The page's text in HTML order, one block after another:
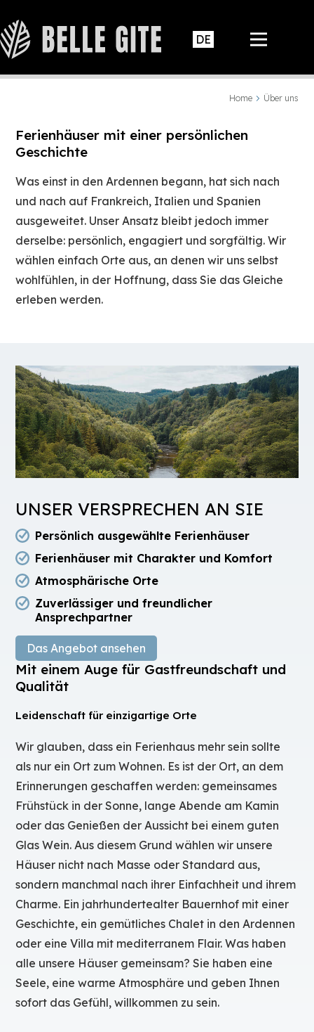
Home Über uns
Ferienhäuser mit einer persönlichen
Geschichte
Was einst in den Ardennen begann, hat sich nach
und nach auf Frankreich, Italien und Spanien
ausgeweitet. Unser Ansatz bleibt jedoch immer
derselbe: persönlich, engagiert und sorgfältig. Wir
wählen einfach Orte aus, an denen wir uns selbst
wohlfühlen, in der Hoffnung, dass Sie das Gleiche
erleben werden.
UNSER VERSPRECHEN AN SIE
Persönlich ausgewählte Ferienhäuser
Ferienhäuser mit Charakter und Komfort
Atmosphärische Orte
Zuverlässiger und freundlicher
Ansprechpartner
Das Angebot ansehen
Mit einem Auge für Gastfreundschaft und
Qualität
Leidenschaft für einzigartige Orte
Wir glauben, dass ein Ferienhaus mehr sein sollte
als nur ein Ort zum Wohnen. Es ist der Ort, an dem
Erinnerungen geschaffen werden: gemeinsames
Frühstück in der Sonne, lange Abende am Kamin
oder das Genießen der Aussicht bei einem guten
Glas Wein. Aus diesem Grund wählen wir unsere
Häuser nicht nach Masse oder Standard aus,
sondern manchmal nach ihrer Einfachheit und ihrem
Charme. Ein jahrhundertealter Bauernhof mit einer
Geschichte, ein gemütliches Chalet in den Ardennen
oder eine Villa mit mediterranem Flair. Was haben
alle unsere Häuser gemeinsam? Sie haben eine
Seele, eine warme Atmosphäre und geben Ihnen
sofort das Gefühl, willkommen zu sein.